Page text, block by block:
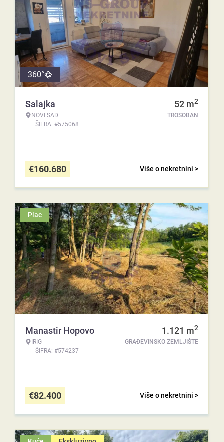
360°
Salajka
NOVI SAD
ŠIFRA: #575068
52 m2
TROSOBAN
Više o nekretnini >
€160.680
Plac
Manastir Hopovo
IRIG
ŠIFRA: #574237
1.121 m2
GRAĐEVINSKO ZEMLJIŠTE
Više o nekretnini >
€82.400